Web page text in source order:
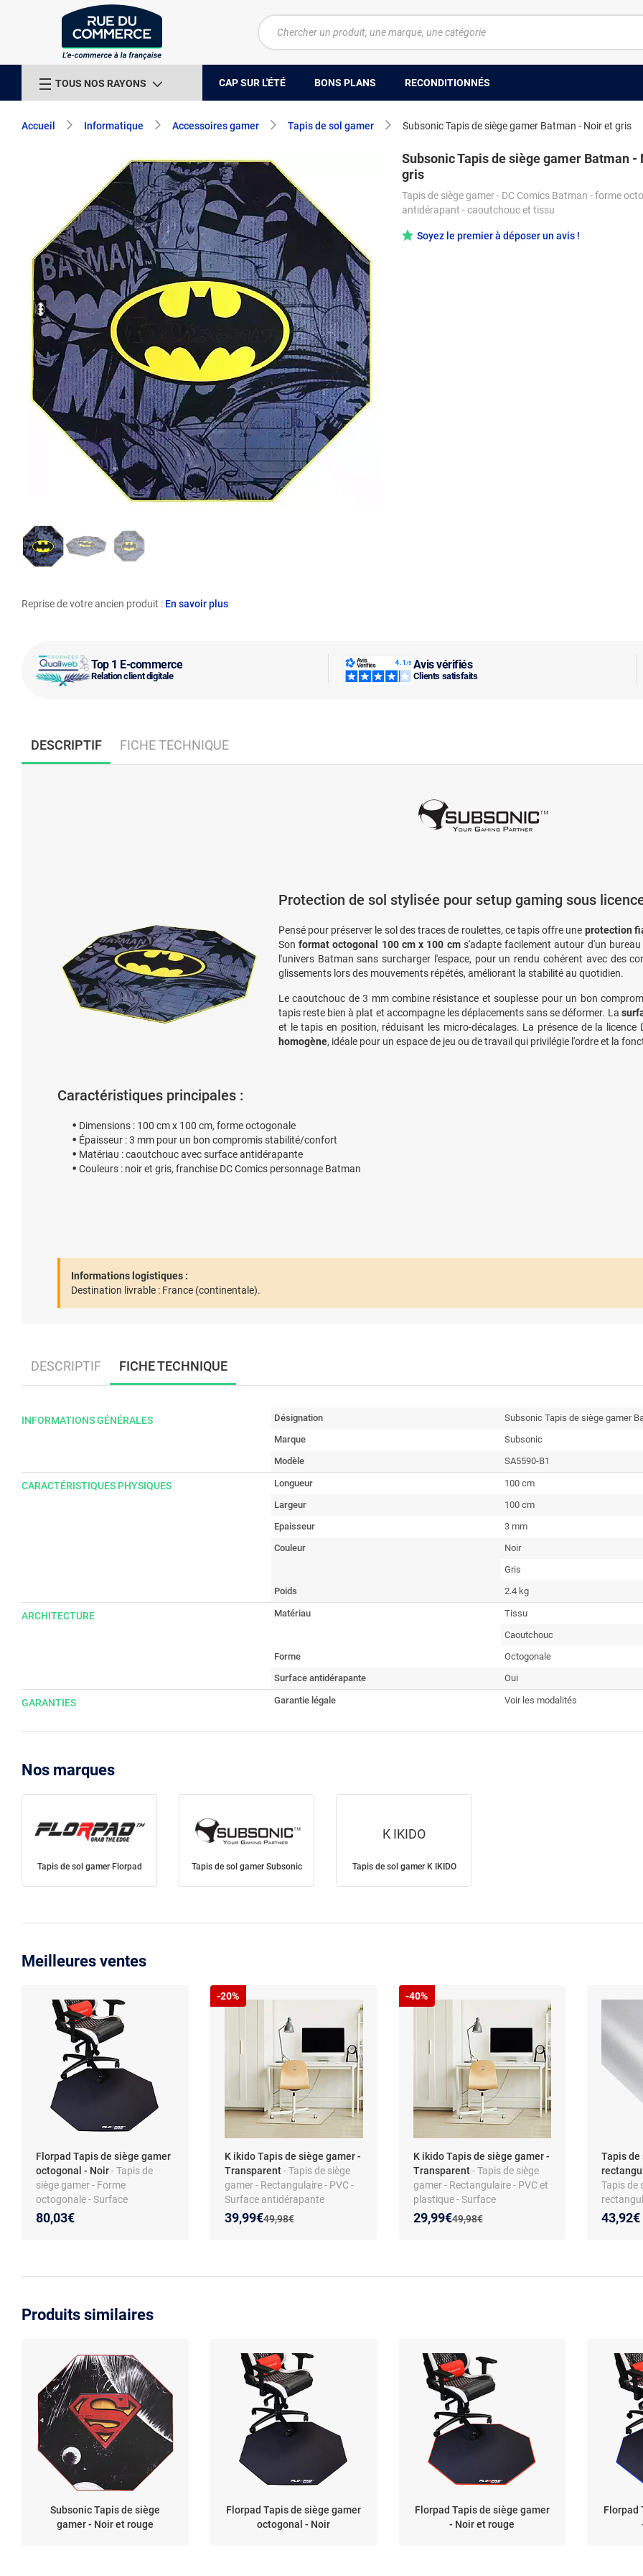
TOUS NOS RAYONS CAP SUR L'ÉTÉ BONS PLANS RECONDITIONNÉS
Accueil Informatique Accessoires gamer Tapis de sol gamer Subsonic Tapis de siège gamer Batman - Noir et gris
Top 1 E-commerce
Relation client digitale
Avis vérifiés
Clients satisfaits
Reprise de votre ancien produit : En savoir plus
Subsonic Tapis de siège gamer Batman -
gris
Tapis de siège gamer - DC Comics Batman - forme
antidérapant - caoutchouc et tissu
Soyez le premier à déposer un avis !
DESCRIPTIF FICHE TECHNIQUE
Protection de sol stylisée pour setup gaming sous
Pensé pour préserver le sol des traces de roulettes, ce tapis offre une protection
Sonformat octogonal 100 cm x 100 cms'adapte facilement autour d'un
l'univers Batman sans surcharger l'espace, pour un rendu cohérent avec des
glissements lors des mouvements répétés, améliorant la stabilité au quotidien.
Le caoutchouc de 3 mm combine résistance et souplesse pour un bon
tapis reste bien à plat et accompagne les déplacements sans se déformer. La
et le tapis en position, réduisant les micro-décalages. La présence de la licence
homogène, idéale pour un espace de jeu ou de travail qui privilégie l'ordre et la
Caractéristiques principales :
Dimensions : 100 cm x 100 cm, forme octogonale
Épaisseur : 3 mm pour un bon compromis stabilité/confort
Matériau : caoutchouc avec surface antidérapante
Couleurs : noir et gris, franchise DC Comics personnage Batman
Informations logistiques :
Destination livrable : France (continentale).
DESCRIPTIF FICHE TECHNIQUE
INFORMATIONS GÉNÉRALES Désignation
Subsonic Tapis de siège gamer
Marque
Subsonic
Modèle
SA5590-B1
CARACTÉRISTIQUES PHYSIQUES Longueur
100 cm
Largeur
100 cm
Epaisseur
3 mm
Couleur
Noir
Gris
Poids
2.4 kg
ARCHITECTURE Matériau
Tissu
Caoutchouc
Forme
Octogonale
Surface antidérapante
Oui
GARANTIES Garantie légale Voir les modalités
Nos marques
Tapis de sol gamer Florpad Tapis de sol gamer Subsonic
K IKIDO
Tapis de sol gamer K IKIDO
Meilleures ventes
Florpad Tapis de siège gamer
octogonal - Noir- Tapis de
siège gamer - Forme
octogonale - Surface
antidérapante - Tissu
80,03€
K ikido Tapis de siège gamer -
Transparent- Tapis de siège
gamer - Rectangulaire - PVC -
Surface antidérapante
Ancien prix :
49,98€
Nouveau prix :
39,99€
Réduction de :
-20%
K ikido Tapis de siège gamer -
Transparent- Tapis de siège
gamer - Rectangulaire - PVC et
plastique - Surface
antidérapanteAncien prix :
49,98€
Nouveau prix :
29,99€
Réduction de :
-40%
Tapis
Tapis de
43,92€
Produits similaires
Subsonic Tapis de siège
gamer - Noir et rouge
Florpad Tapis de siège gamer
octogonal - Noir
Florpad Tapis de siège gamer
- Noir et rouge
Florpad